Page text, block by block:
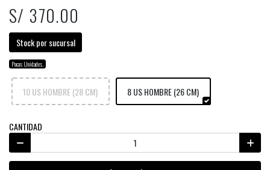
S/ 370.00
Stock por sucursal
Pocas Unidades.
10 US HOMBRE (28 CM) 8 US HOMBRE (26 CM)
CANTIDAD